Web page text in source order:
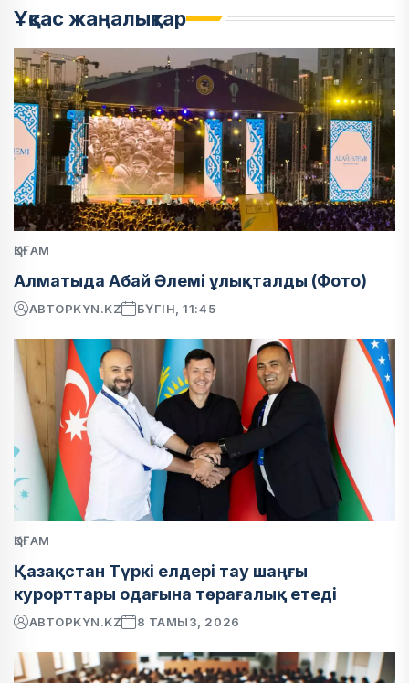
Ұқсас жаңалықтар
ҚОҒАМ
Алматыда Абай Әлемі ұлықталды (Фото)
АВТОРKYN.KZ БҮГІН, 11:45
ҚОҒАМ
Қазақстан Түркі елдері тау шаңғы
курорттары одағына төрағалық етеді
АВТОРKYN.KZ 8 ТАМЫЗ, 2026